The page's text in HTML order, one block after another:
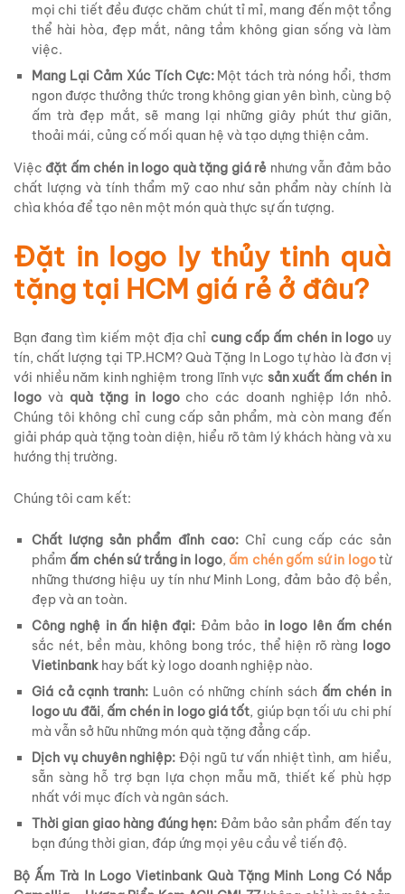
mọi chi tiết đều được chăm chút tỉ mỉ, mang đến một tổng
thể hài hòa, đẹp mắt, nâng tầm không gian sống và làm
việc.
Mang Lại Cảm Xúc Tích Cực:Một tách trà nóng hổi, thơm
ngon được thưởng thức trong không gian yên bình, cùng bộ
ấm trà đẹp mắt, sẽ mang lại những giây phút thư giãn,
thoải mái, củng cố mối quan hệ và tạo dựng thiện cảm.
Việc đặt ấm chén in logo quà tặng giá rẻ nhưng vẫn đảm bảo
chất lượng và tính thẩm mỹ cao như sản phẩm này chính là
chìa khóa để tạo nên một món quà thực sự ấn tượng.
Đặt in logo ly thủy tinh quà
tặng tại HCM giá rẻ ở đâu?
Bạn đang tìm kiếm một địa chỉ cung cấp ấm chén in logouy
tín, chất lượng tại TP.HCM? Quà Tặng In Logo tự hào là đơn vị
với nhiều năm kinh nghiệm trong lĩnh vực sản xuất ấm chén in
logo và quà tặng in logocho các doanh nghiệp lớn nhỏ.
Chúng tôi không chỉ cung cấp sản phẩm, mà còn mang đến
giải pháp quà tặng toàn diện, hiểu rõ tâm lý khách hàng và xu
hướng thị trường.
Chúng tôi cam kết:
Chất lượng sản phẩm đỉnh cao: Chỉ cung cấp các sản
phẩm ấm chén sứ trắng in logo, ấm chén gốm sứ in logotừ
những thương hiệu uy tín như Minh Long, đảm bảo độ bền,
đẹp và an toàn.
Công nghệ in ấn hiện đại: Đảm bảo in logo lên ấm chén
sắc nét, bền màu, không bong tróc, thể hiện rõ ràng logo
Vietinbank hay bất kỳ logo doanh nghiệp nào.
Giá cả cạnh tranh: Luôn có những chính sách ấm chén in
logo ưu đãi, ấm chén in logo giá tốt, giúp bạn tối ưu chi phí
mà vẫn sở hữu những món quà tặng đẳng cấp.
Dịch vụ chuyên nghiệp: Đội ngũ tư vấn nhiệt tình, am hiểu,
sẵn sàng hỗ trợ bạn lựa chọn mẫu mã, thiết kế phù hợp
nhất với mục đích và ngân sách.
Thời gian giao hàng đúng hẹn: Đảm bảo sản phẩm đến tay
bạn đúng thời gian, đáp ứng mọi yêu cầu về tiến độ.
Bộ Ấm Trà In Logo Vietinbank Quà Tặng Minh Long Có Nắp